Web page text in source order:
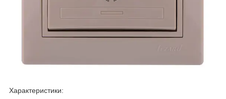
Характеристики: